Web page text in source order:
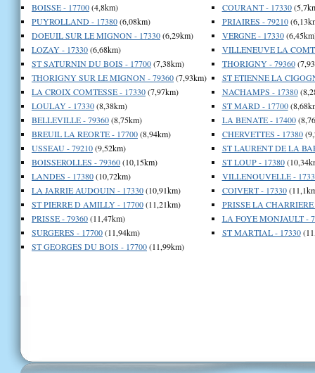
BOISSE - 17700(4,8km)
PUYROLLAND - 17380(6,08km)
DOEUIL SUR LE MIGNON - 17330(6,29km)
LOZAY - 17330(6,68km)
ST SATURNIN DU BOIS - 17700(7,38km)
THORIGNY SUR LE MIGNON - 79360(7,93km)
LA CROIX COMTESSE - 17330(7,97km)
LOULAY - 17330(8,38km)
BELLEVILLE - 79360(8,75km)
BREUIL LA REORTE - 17700(8,94km)
USSEAU - 79210(9,52km)
BOISSEROLLES - 79360(10,15km)
LANDES - 17380(10,72km)
LA JARRIE AUDOUIN - 17330(10,91km)
ST PIERRE D AMILLY - 17700(11,21km)
PRISSE - 79360(11,47km)
SURGERES - 17700(11,94km)
ST GEORGES DU BOIS - 17700(11,99km)
COURANT - 17330
PRIAIRES - 79210
VERGNE - 17330
VILLENEUVE LA
THORIGNY - 79360
ST ETIENNE LA
NACHAMPS - 17380
ST MARD - 17700
LA BENATE - 17400
CHERVETTES - 17380
ST LAURENT DE LA
ST LOUP - 17380
VILLENOUVELLE -
COIVERT - 17330
PRISSE LA CHARRIERE
LA FOYE MONJAULT -
ST MARTIAL - 17330